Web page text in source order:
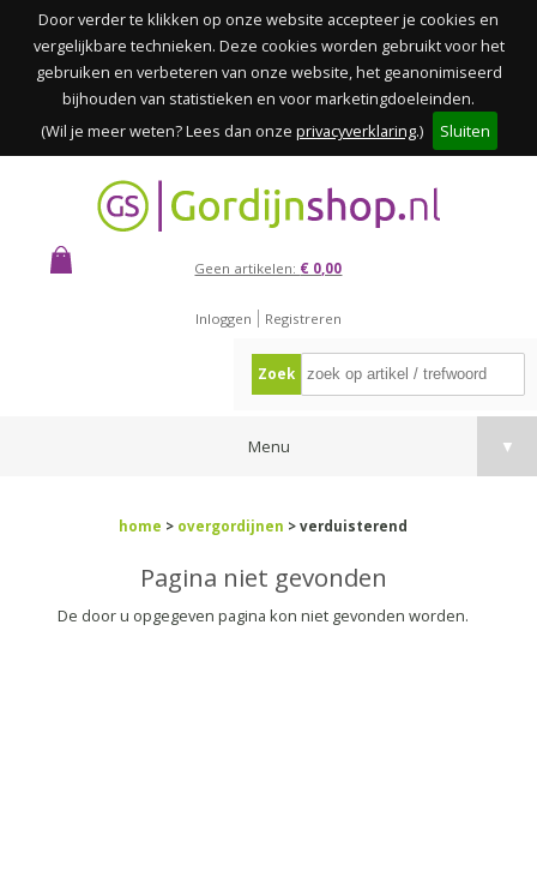
Door verder te klikken op onze website accepteer je cookies en
vergelijkbare technieken. Deze cookies worden gebruikt voor het
gebruiken en verbeteren van onze website, het geanonimiseerd
bijhouden van statistieken en voor marketingdoeleinden.
(Wil je meer weten? Lees dan onze privacyverklaring.) Sluiten
Geen artikelen: € 0,00
Inloggen Registreren
Zoek
Menu ▼
home > overgordijnen > verduisterend
Pagina niet gevonden
De door u opgegeven pagina kon niet gevonden worden.